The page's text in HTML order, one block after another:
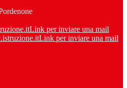
Link per inviare una mail
Link per inviare una mail